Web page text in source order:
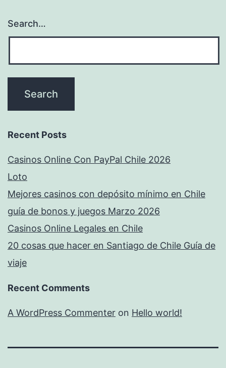
Search…
Recent Posts
Casinos Online Con PayPal Chile 2026
Loto
Mejores casinos con depósito mínimo en Chile
guía de bonos y juegos Marzo 2026
Casinos Online Legales en Chile
20 cosas que hacer en Santiago de Chile Guía de
viaje
Recent Comments
A WordPress Commenter on Hello world!